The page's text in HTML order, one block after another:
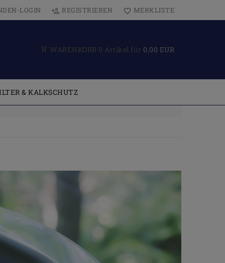
LOGIN REGISTRIEREN MERKLISTE
WARENKORB 0 Artikel für 0,00 EUR
& KALKSCHUTZ